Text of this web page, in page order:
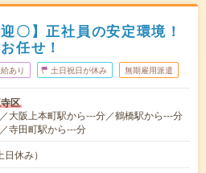
〇】正社員の安定環境！
任せ！
あり 土日祝日が休み 無期雇用派遣
区
大阪上本町駅から---分／鶴橋駅から---分
寺田町駅から---分
休み）